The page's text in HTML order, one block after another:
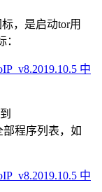
，是启动tor用
部程序列表，如